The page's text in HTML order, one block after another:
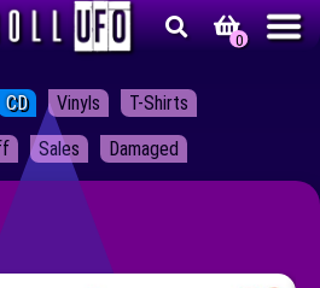
0
CD Vinyls
T-Shirts
Sales Damaged